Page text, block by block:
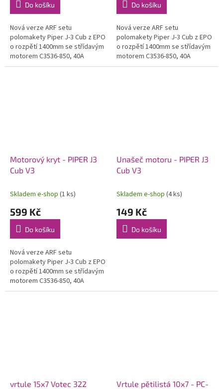
Do košíku
Nová verze ARF setu
polomakety Piper J-3 Cub z EPO
o rozpětí 1400mm se střídavým
motorem C3536-850, 40A
regulátorem a osazenými 5
Do košíku
Nová verze ARF setu
polomakety Piper J-3 Cub z EPO
o rozpětí 1400mm se střídavým
motorem C3536-850, 40A
regulátorem a osazenými 5
Motorový kryt - PIPER J3
Cub V3
Skladem e-shop (1 ks)
599 Kč
Do košíku
Nová verze ARF setu
polomakety Piper J-3 Cub z EPO
o rozpětí 1400mm se střídavým
motorem C3536-850, 40A
regulátorem a osazenými 5
Unašeč motoru - PIPER J3
Cub V3
Skladem e-shop (4 ks)
149 Kč
Do košíku
vrtule 15x7 Votec 322
Vrtule pětilistá 10x7 - PC-